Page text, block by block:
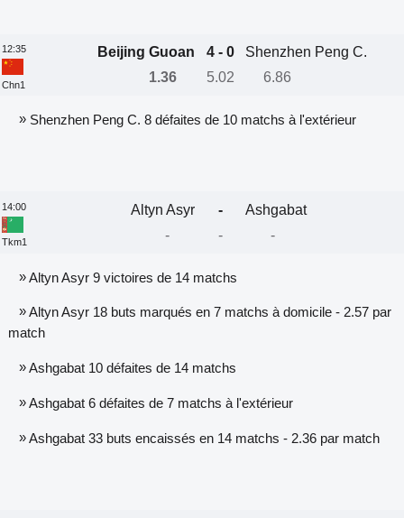
12:35
Chn1
Beijing Guoan 4 - 0
Shenzhen Peng C.
1.36
5.02 6.86
»Shenzhen Peng C. 8 défaites de 10 matchs à l'extérieur
14:00
Tkm1
Altyn Asyr -
Ashgabat
-
- -
»Altyn Asyr 9 victoires de 14 matchs
»Altyn Asyr 18 buts marqués en 7 matchs à domicile - 2.57 par
match
»Ashgabat 10 défaites de 14 matchs
»Ashgabat 6 défaites de 7 matchs à l'extérieur
»Ashgabat 33 buts encaissés en 14 matchs - 2.36 par match